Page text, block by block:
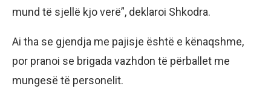
mund të sjellë kjo verë”, deklaroi Shkodra.
Ai tha se gjendja me pajisje është e kënaqshme,
por pranoi se brigada vazhdon të përballet me
mungesë të personelit.